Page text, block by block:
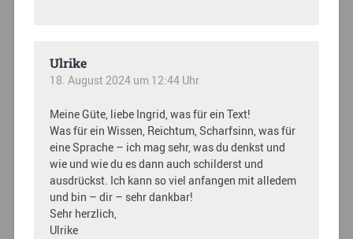
Ulrike
18. August 2024 um 12:44 Uhr
Meine Güte, liebe Ingrid, was für ein Text!
Was für ein Wissen, Reichtum, Scharfsinn, was für
eine Sprache – ich mag sehr, was du denkst und
wie und wie du es dann auch schilderst und
ausdrückst. Ich kann so viel anfangen mit alledem
und bin – dir – sehr dankbar!
Sehr herzlich,
Ulrike